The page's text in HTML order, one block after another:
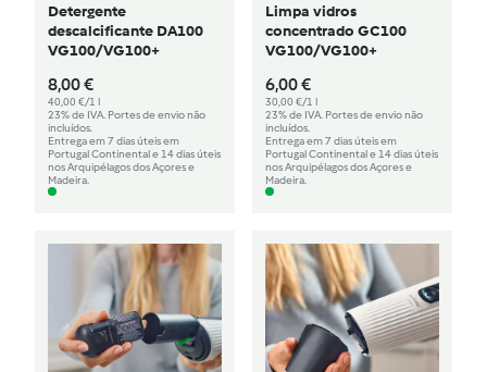
Detergente
descalcificante DA100
VG100/VG100+
8,00 €
40,00 €/1 l
23% de IVA. Portes de envio não
incluídos.
Entrega em 7 dias úteis em
Portugal Continental e 14 dias úteis
nos Arquipélagos dos Açores e
Madeira.
Limpa vidros
concentrado GC100
VG100/VG100+
6,00 €
30,00 €/1 l
23% de IVA. Portes de envio não
incluídos.
Entrega em 7 dias úteis em
Portugal Continental e 14 dias úteis
nos Arquipélagos dos Açores e
Madeira.